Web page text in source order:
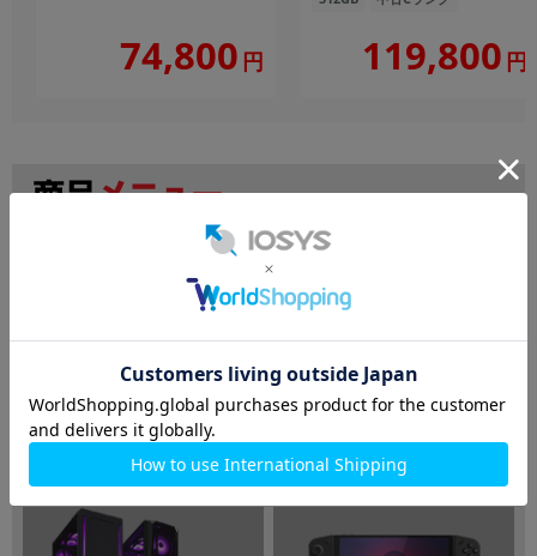
74,800 円 119,800 円
ノートパソコン デスクトップPC